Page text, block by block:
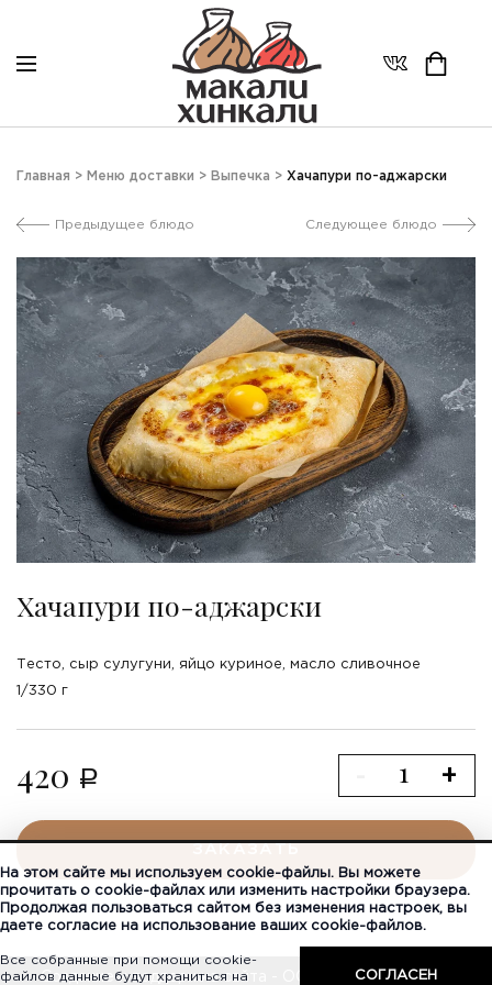
Главная > Меню доставки > Выпечка > Хачапури по-аджарски
Предыдущее блюдо Следующее блюдо
Хачапури по-аджарски
Тесто, сыр сулугуни, яйцо куриное, масло сливочное
1/330 г
420 a +
Создание и поддержка сайта - ООО «Регион центр».
На этом сайте мы используем cookie-файлы. Вы можете
прочитать о cookie-файлах или изменить настройки браузера.
Продолжая пользоваться сайтом без изменения настроек, вы
даете согласие на использование ваших cookie-файлов.
Все собранные при помощи cookie-
файлов данные будут храниться на
СОГЛАСЕН